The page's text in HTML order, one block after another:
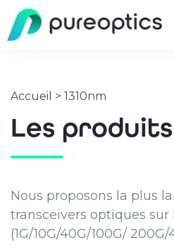
Accueil > 1310nm
Les produits
Nous proposons la plus
transceivers optiques
(1G/10G/40G/100G/ 200G/